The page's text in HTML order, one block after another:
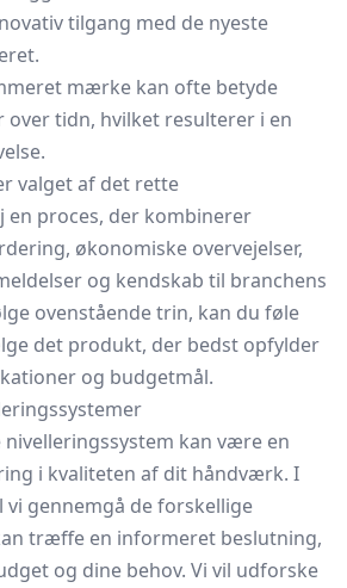
tilgang med de nyeste
mærke kan ofte betyde
tidn, hvilket resulterer i en
valget af det rette
proces, der kombinerer
økonomiske overvejelser,
og kendskab til branchens
ovenstående trin, kan du føle
det produkt, der bedst opfylder
og budgetmål.
kan være en
i kvaliteten af dit håndværk. I
vi gennemgå de forskellige
træffe en informeret beslutning,
og dine behov. Vi vil udforske